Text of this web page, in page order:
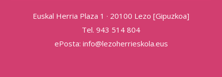
Euskal Herria Plaza 1 · 20100 Lezo [Gipuzkoa]
Tel. 943 514 804
ePosta: info@lezoherrieskola.eus